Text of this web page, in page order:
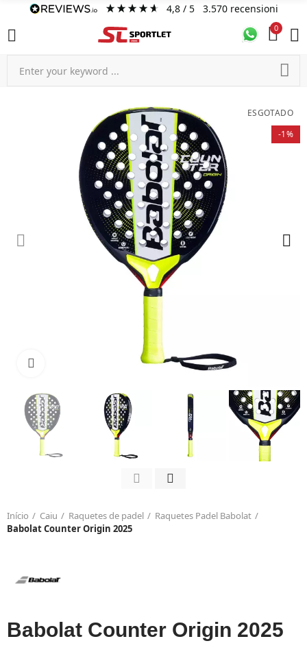
4,8/ 5 3.570 recensioni
0
ESGOTADO
-1%
Início Caiu Raquetes de padel
Raquetes Padel Babolat
Babolat Counter Origin 2025
Babolat Counter Origin 2025